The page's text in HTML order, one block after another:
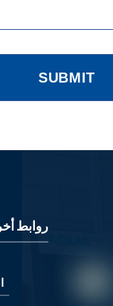
روابط